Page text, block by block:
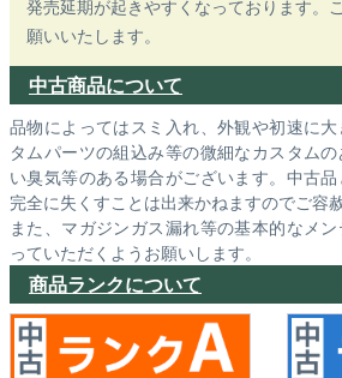
発売延期が起きやすくなっております。
願いいたします。
中古商品について
品物によってはスミ入れ、外観や初速に
タムパーツの組込み等の微細なカスタム
い臭気等のある場合がございます。中古
完全に失くすことは出来かねますのでご容
また、マガジンガス漏れ等の基本的なメ
っていただくようお願いします。
商品ランクについて